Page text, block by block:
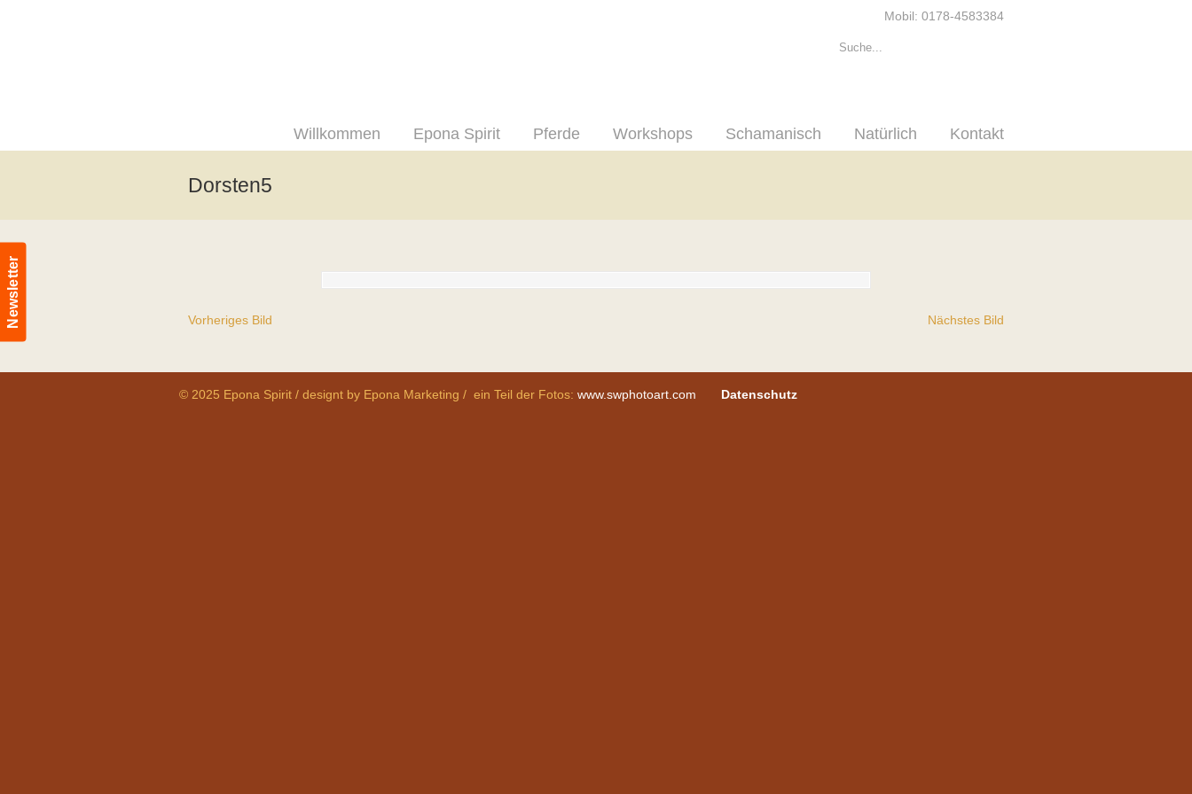
Newsletter
Mobil: 0178-4583384
Willkommen Epona Spirit Pferde Workshops Schamanisch Natürlich Kontakt
Dorsten5
Vorheriges Bild Nächstes Bild
© 2025 Epona Spirit / designt by Epona Marketing / ein Teil der Fotos: www.swphotoart.com Datenschutz